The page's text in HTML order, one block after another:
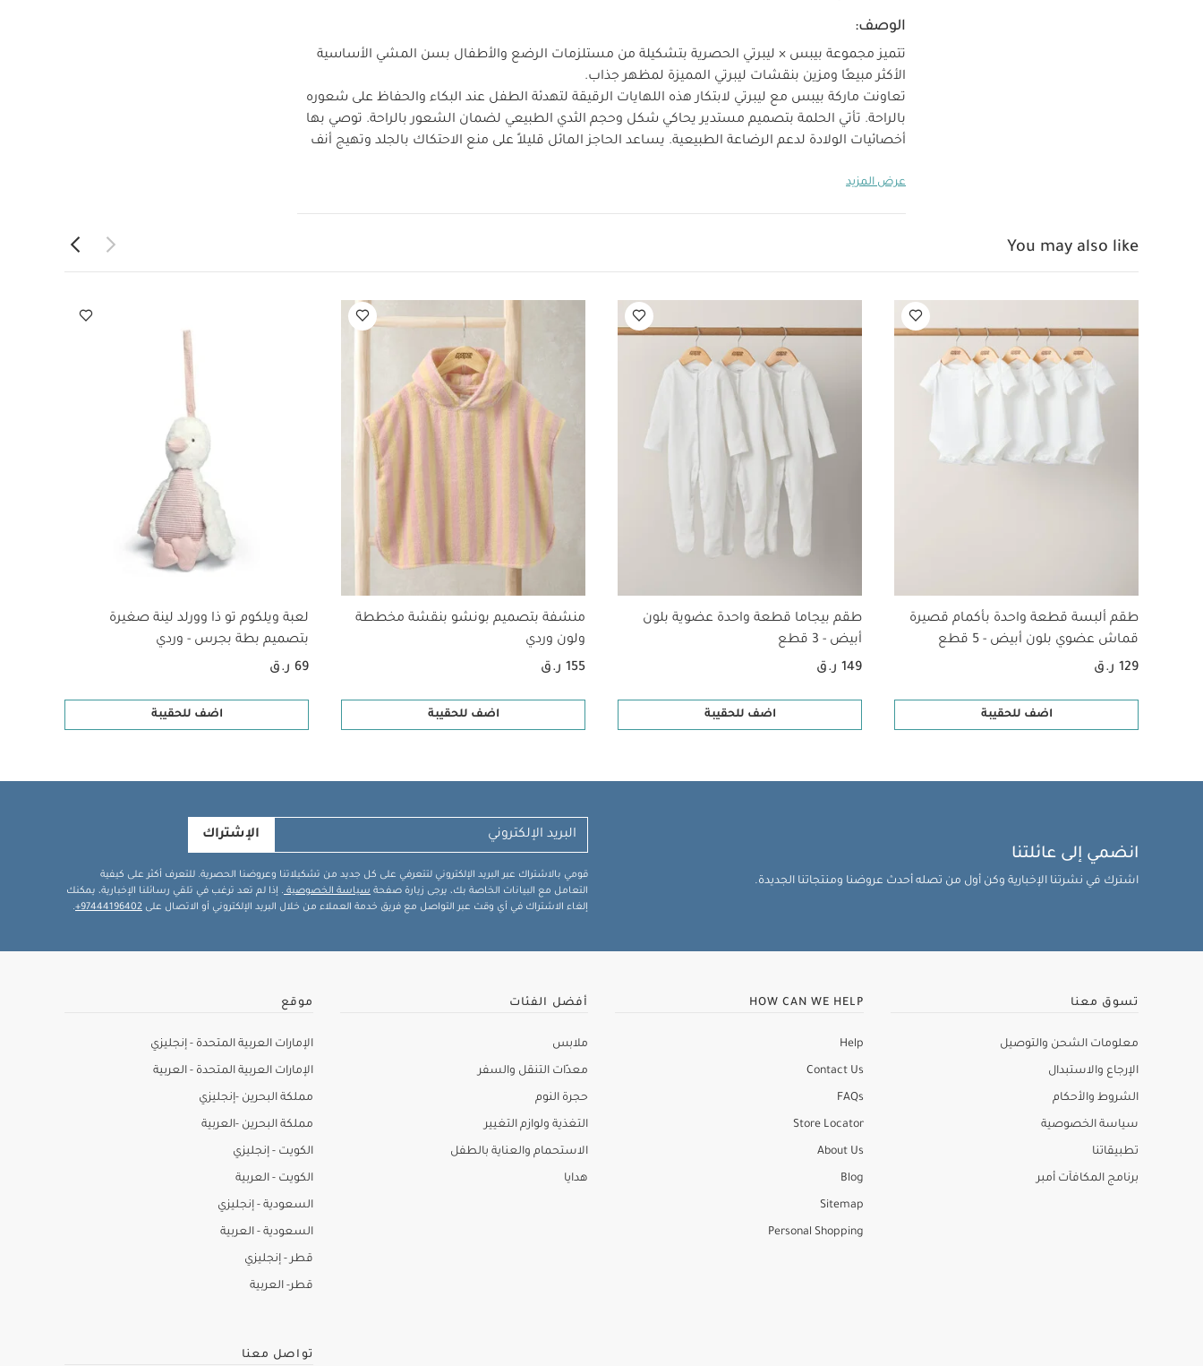
الوصف:
تتميز مجموعة بيبس × ليبرتي الحصرية بتشكيلة من مستلزمات الرضع والأطفال بسن المشي الأساسية
الأكثر مبيعًا ومزين بنقشات ليبرتي المميزة لمظهر جذاب.
تعاونت ماركة بيبس مع ليبرتي لابتكار هذه اللهايات الرقيقة لتهدئة الطفل عند البكاء والحفاظ على شعوره
بالراحة. تأتي الحلمة بتصميم مستدير يحاكي شكل وحجم الثدي الطبيعي لضمان الشعور بالراحة. توصي بها
أخصائيات الولادة لدعم الرضاعة الطبيعية. يساعد الحاجز المائل قليلاً على منع الاحتكاك بالجلد وتهيج أنف
تتوافق مع مشابك اللهايات من بيبس وهي تباع على حدة على موقعنا الالكتروني.
أشهر الأبعاد (سم): 7.7 × 4.75 × 16.4 الوزن الصافي (كغم): 0.06 قد يعجبك أيضاً:طقم ألبسة قطعة
لعبة ويلكوم تو ذا وورلد لينة صغيرة بتصميم بطة بجرس - وردي فرشاة توث
هاجر سمايل فريدا - أصفر
عرض المزيد
You may also like
طقم ألبسة قطعة واحدة بأكمام قصيرة
قماش عضوي بلون أبيض - 5 قطع
129 ر.ق
اضف للحقيبة
طقم بيجاما قطعة واحدة عضوية بلون
أبيض - 3 قطع
149 ر.ق
اضف للحقيبة
منشفة بتصميم بونشو بنقشة مخططة
ولون وردي
155 ر.ق
اضف للحقيبة
لعبة ويلكوم تو ذا وورلد لينة صغيرة
بتصميم بطة بجرس - وردي
69 ر.ق
اضف للحقيبة
انضمي إلى عائلتنا
اشترك في نشرتنا الإخبارية وكن أول من تصله أحدث عروضنا ومنتجاتنا الجديدة.
الإشتراك
قومي بالاشتراك عبر البريد الإلكتروني لتتعرفي على كل جديد من تشكيلاتنا وعروضنا الحصرية. للتعرف أكثر على كيفية
التعامل مع البيانات الخاصة بك، يرجى زيارة صفحة سياسة الخصوصية . إذا لم تعد ترغب في تلقي رسائلنا الإخبارية، يمكنك
إلغاء الاشتراك في أي وقت عبر التواصل مع فريق خدمة العملاء من خلال البريد الإلكتروني أو الاتصال على 97444196402+
.
تسوق معنا
معلومات الشحن والتوصيل
الإرجاع والاستبدال
الشروط والأحكام
سياسة الخصوصية
تطبيقاتنا
برنامج المكافآت أمبر
HOW CAN WE HELP
Help
Contact Us
FAQs
Store Locator
About Us
Blog
Sitemap
Personal Shopping
أفضل الفئات
ملابس
معدّات التنقل والسفر
حجرة النوم
التغذية ولوازم التغيير
الاستحمام والعناية بالطفل
هدايا
موقع
الإمارات العربية المتحدة - إنجليزي
الإمارات العربية المتحدة - العربية
مملكة البحرين -إنجليزي
مملكة البحرين -العربية
الكويت - إنجليزي
الكويت - العربية
السعودية - إنجليزي
السعودية - العربية
قطر - إنجليزي
قطر- العربية
تواصل معنا